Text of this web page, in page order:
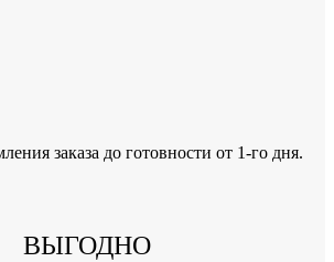
заказа до готовности от 1-го дня.
ВЫГОДНО